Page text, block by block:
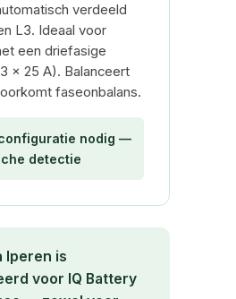
verdeeld
L3. Ideaal voor
een driefasige
× 25 A). Balanceert
faseonbalans.
nodig —
detectie
Iperen is
voor IQ Battery